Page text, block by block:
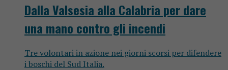
Dalla Valsesia alla Calabria per dare
una mano contro gli incendi
Tre volontari in azione nei giorni scorsi per difendere
i boschi del Sud Italia.